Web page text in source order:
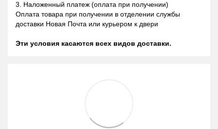
3. Наложенный платеж (оплата при получении)
Оплата товара при получении в отделении службы
доставки Новая Почта или курьером к двери
Эти условия касаются всех видов доставки.